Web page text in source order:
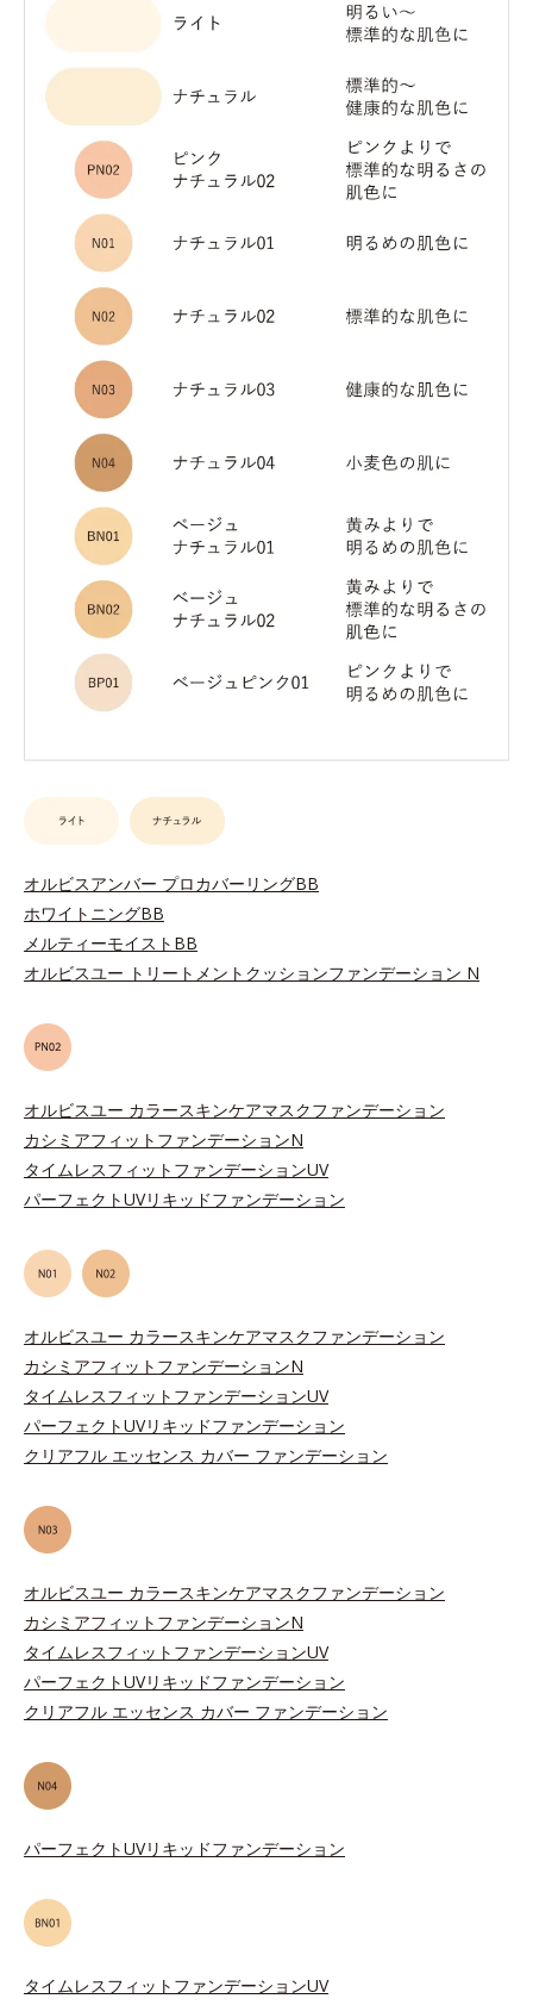
オルビスアンバー プロカバーリングBB
ホワイトニングBB
メルティーモイストBB
オルビスユー トリートメントクッションファンデーション N
オルビスユー カラースキンケアマスクファンデーション
カシミアフィットファンデーションN
タイムレスフィットファンデーションUV
パーフェクトUVリキッドファンデーション
オルビスユー カラースキンケアマスクファンデーション
カシミアフィットファンデーションN
タイムレスフィットファンデーションUV
パーフェクトUVリキッドファンデーション
クリアフル エッセンス カバー ファンデーション
オルビスユー カラースキンケアマスクファンデーション
カシミアフィットファンデーションN
タイムレスフィットファンデーションUV
パーフェクトUVリキッドファンデーション
クリアフル エッセンス カバー ファンデーション
パーフェクトUVリキッドファンデーション
タイムレスフィットファンデーションUV